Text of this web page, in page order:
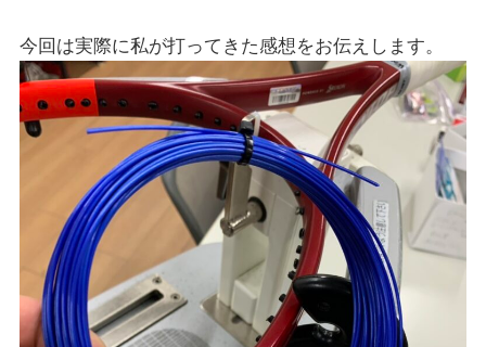
今回は実際に私が打ってきた感想をお伝えします。